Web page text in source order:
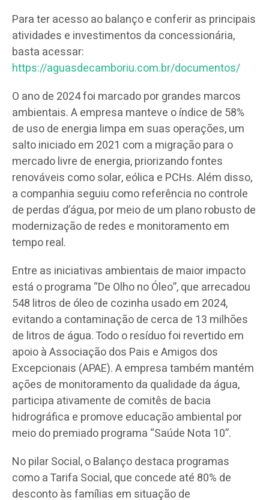
Para ter acesso ao balanço e conferir as principais
atividades e investimentos da concessionária,
basta acessar:
https://aguasdecamboriu.com.br/documentos/
O ano de 2024 foi marcado por grandes marcos
ambientais. A empresa manteve o índice de 58%
de uso de energia limpa em suas operações, um
salto iniciado em 2021 com a migração para o
mercado livre de energia, priorizando fontes
renováveis como solar, eólica e PCHs. Além disso,
a companhia seguiu como referência no controle
de perdas d’água, por meio de um plano robusto de
modernização de redes e monitoramento em
tempo real.
Entre as iniciativas ambientais de maior impacto
está o programa “De Olho no Óleo”, que arrecadou
548 litros de óleo de cozinha usado em 2024,
evitando a contaminação de cerca de 13 milhões
de litros de água. Todo o resíduo foi revertido em
apoio à Associação dos Pais e Amigos dos
Excepcionais (APAE). A empresa também mantém
ações de monitoramento da qualidade da água,
participa ativamente de comitês de bacia
hidrográfica e promove educação ambiental por
meio do premiado programa “Saúde Nota 10”.
No pilar Social, o Balanço destaca programas
como a Tarifa Social, que concede até 80% de
desconto às famílias em situação de